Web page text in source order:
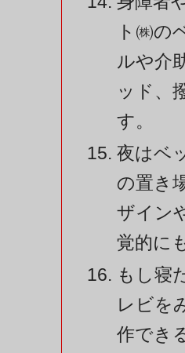
ト㈱の
ルや介
ッド、
す。
夜はベ
の置き
ザイン
覚的に
もし寝
レビを
作でき